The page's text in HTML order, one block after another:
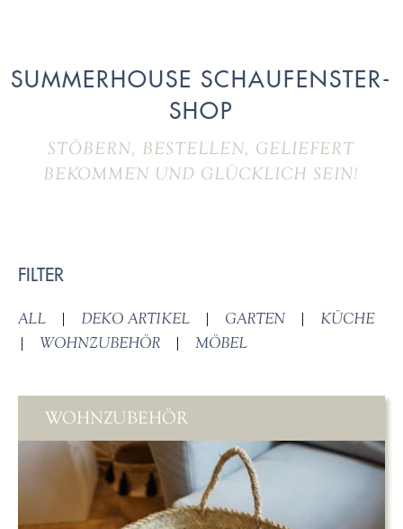
SUMMERHOUSE SCHAUFENSTER-
SHOP
STÖBERN, BESTELLEN, GELIEFERT
BEKOMMEN UND GLÜCKLICH SEIN!
FILTER
ALL | DEKO ARTIKEL | GARTEN |
KÜCHE
|
WOHNZUBEHÖR | MÖBEL
WOHNZUBEHÖR